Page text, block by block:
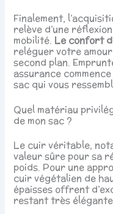
Finalement,
relève d’une
mobilité. Le confort
reléguer votre
second plan.
assurance
sac qui vous
Quel matériau
de mon sac ?
Le cuir véritable,
valeur sûre pour sa
poids. Pour une
cuir végétalien de
épaisses offrent
restant très